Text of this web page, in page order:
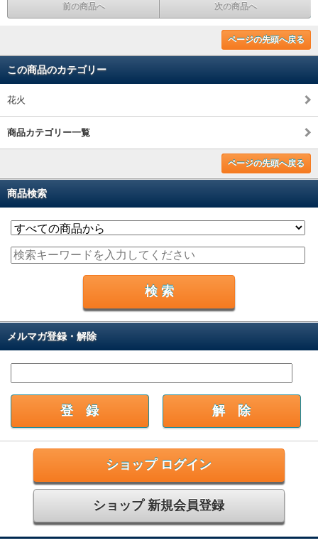
前の商品へ 次の商品へ
ページの先頭へ戻る
この商品のカテゴリー
花火
商品カテゴリー一覧
ページの先頭へ戻る
商品検索
メルマガ登録・解除
ショップ ログイン
ショップ 新規会員登録